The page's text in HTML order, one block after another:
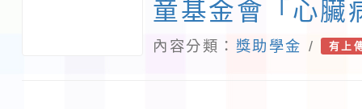
童基金會「心臟
金」
內容分類： 獎助學金 / 有上